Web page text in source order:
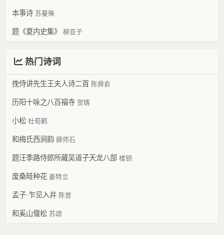
本事诗 苏曼殊
题《夏内史集》 柳亚子
热门诗词
挽侍讲先生王夫人诗二首 陈舜俞
历阳十咏之八百福寺 贺铸
小松 杜荀鹤
和梅氏西涧韵 薛师石
题汪季路侍郎所藏吴道子天龙八部 楼钥
废桑畦种花 姜特立
孟子·乍见入井 陈普
和奚山偃松 苏颂